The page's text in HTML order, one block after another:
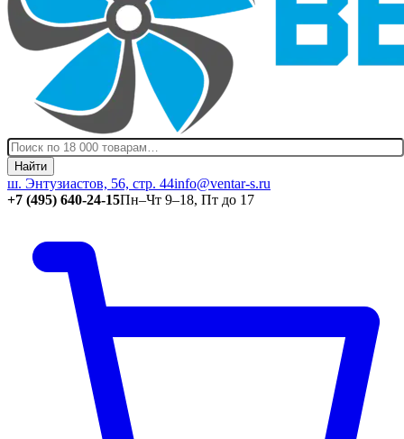
Найти
ш. Энтузиастов, 56, стр. 44info@ventar-s.ru
+7 (495) 640-24-15Пн–Чт 9–18, Пт до 17